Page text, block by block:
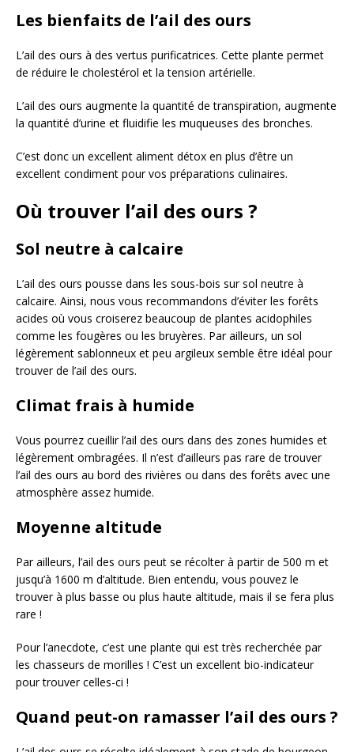
Les bienfaits de l’ail des ours
L’ail des ours à des vertus purificatrices. Cette plante permet
de réduire le cholestérol et la tension artérielle.
L’ail des ours augmente la quantité de transpiration, augmente
la quantité d’urine et fluidifie les muqueuses des bronches.
C’est donc un excellent aliment détox en plus d’être un
excellent condiment pour vos préparations culinaires.
Où trouver l’ail des ours ?
Sol neutre à calcaire
L’ail des ours pousse dans les sous-bois sur sol neutre à
calcaire. Ainsi, nous vous recommandons d’éviter les forêts
acides où vous croiserez beaucoup de plantes acidophiles
comme les fougères ou les bruyères. Par ailleurs, un sol
légèrement sablonneux et peu argileux semble être idéal pour
trouver de l’ail des ours.
Climat frais à humide
Vous pourrez cueillir l’ail des ours dans des zones humides et
légèrement ombragées. Il n’est d’ailleurs pas rare de trouver
l’ail des ours au bord des rivières ou dans des forêts avec une
atmosphère assez humide.
Moyenne altitude
Par ailleurs, l’ail des ours peut se récolter à partir de 500 m et
jusqu’à 1600 m d’altitude. Bien entendu, vous pouvez le
trouver à plus basse ou plus haute altitude, mais il se fera plus
rare !
Pour l’anecdote, c’est une plante qui est très recherchée par
les chasseurs de morilles ! C’est un excellent bio-indicateur
pour trouver celles-ci !
Quand peut-on ramasser l’ail des ours ?